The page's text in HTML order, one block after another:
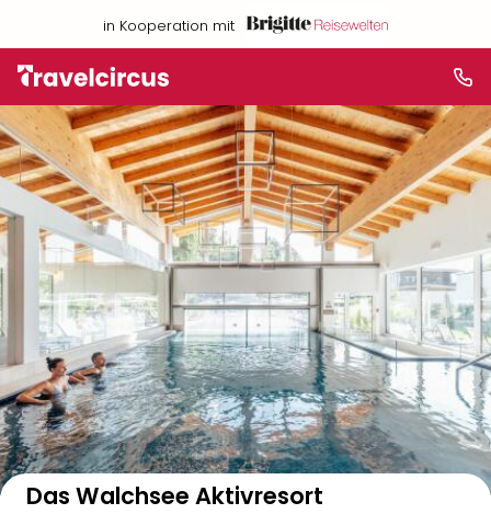
in Kooperation mit
Auf der Karte anzeigen
Das Walchsee Aktivresort